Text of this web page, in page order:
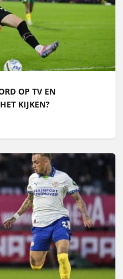
OP TV EN
KIJKEN?